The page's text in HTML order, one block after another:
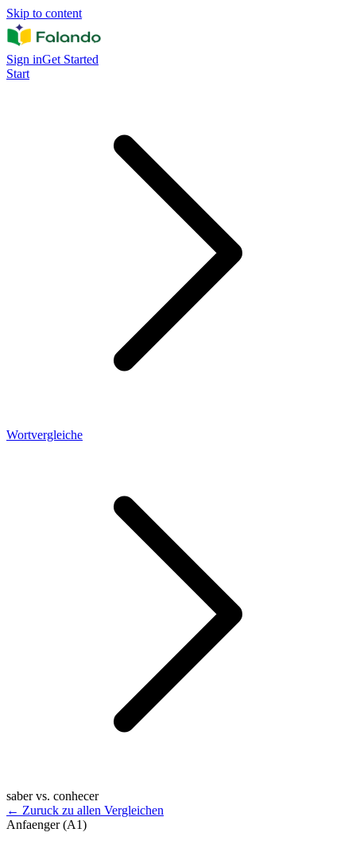
Skip to content
Sign inGet Started
Start
Wortvergleiche
saber vs. conhecer
← Zuruck zu allen Vergleichen
Anfaenger (A1)